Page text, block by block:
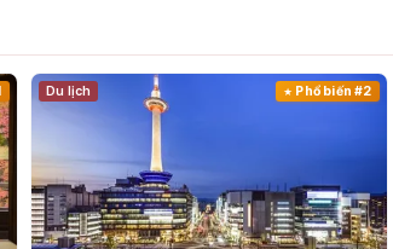
Du lịch Phổ biến #2